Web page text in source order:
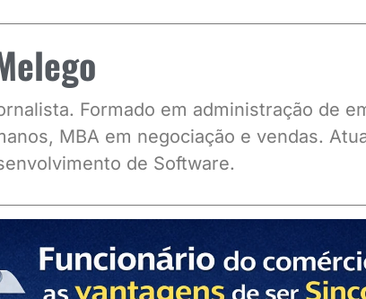
Formado em administração de
MBA em negociação e vendas.
de Software.